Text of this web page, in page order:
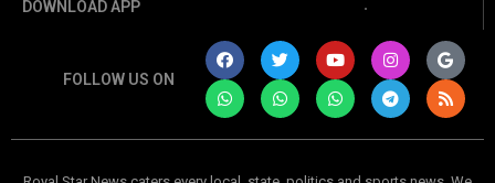
DOWNLOAD APP
FOLLOW US ON